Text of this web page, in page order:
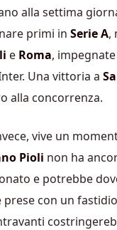
alla settima
primi in Serie A,
e Roma,
Una vittoria a
alla concorrenza.
vive un
Pioli non ha
e potrebbe
prese con un